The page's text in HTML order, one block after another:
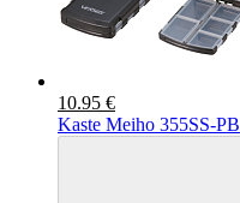
10.95 €
Kaste Meiho 355SS-PB